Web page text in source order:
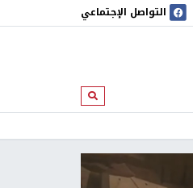
التواصل الإجتماعي
ابحث